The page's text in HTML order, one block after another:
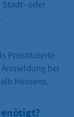
Stadt- oder
Prostituierte
bei
Hessens,